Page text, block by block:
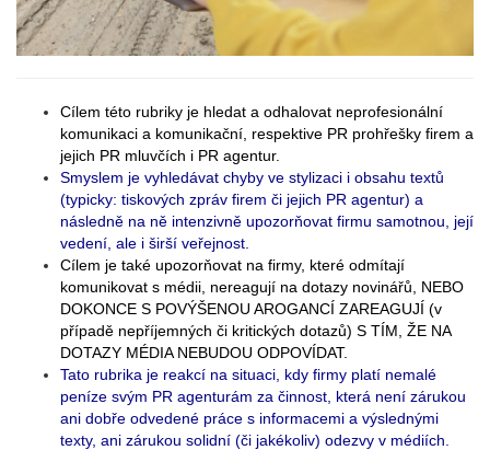
Cílem této rubriky je hledat a odhalovat neprofesionální
komunikaci a komunikační, respektive PR prohřešky firem a
jejich PR mluvčích i PR agentur.
Smyslem je vyhledávat chyby ve stylizaci i obsahu textů
(typicky: tiskových zpráv firem či jejich PR agentur) a
následně na ně intenzivně upozorňovat firmu samotnou, její
vedení, ale i širší veřejnost.
Cílem je také upozorňovat na firmy, které odmítají
komunikovat s médii, nereagují na dotazy novinářů, NEBO
DOKONCE S POVÝŠENOU AROGANCÍ ZAREAGUJÍ (v
případě nepříjemných či kritických dotazů) S TÍM, ŽE NA
DOTAZY MÉDIA NEBUDOU ODPOVÍDAT.
Tato rubrika je reakcí na situaci, kdy firmy platí nemalé
peníze svým PR agenturám za činnost, která není zárukou
ani dobře odvedené práce s informacemi a výslednými
texty, ani zárukou solidní (či jakékoliv) odezvy v médiích.